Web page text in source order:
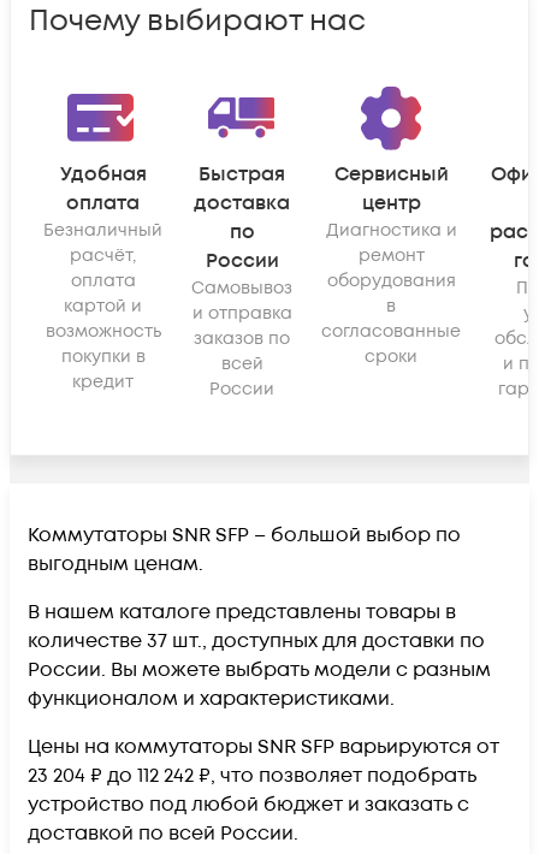
Почему выбирают нас
Удобная
оплата
Безналичный
расчёт,
оплата
картой и
возможность
покупки в
кредит
Быстрая
доставка
по
России
Самовывоз
и отправка
заказов по
всей
России
Сервисный
центр
Диагностика и
ремонт
оборудования
в
согласованные
сроки
и
Коммутаторы SNR SFP – большой выбор по
выгодным ценам.
В нашем каталоге представлены товары в
количестве 37 шт., доступных для доставки по
России. Вы можете выбрать модели с разным
функционалом и характеристиками.
Цены на коммутаторы SNR SFP варьируются от
23 204 ₽ до 112 242 ₽, что позволяет подобрать
устройство под любой бюджет и заказать с
доставкой по всей России.